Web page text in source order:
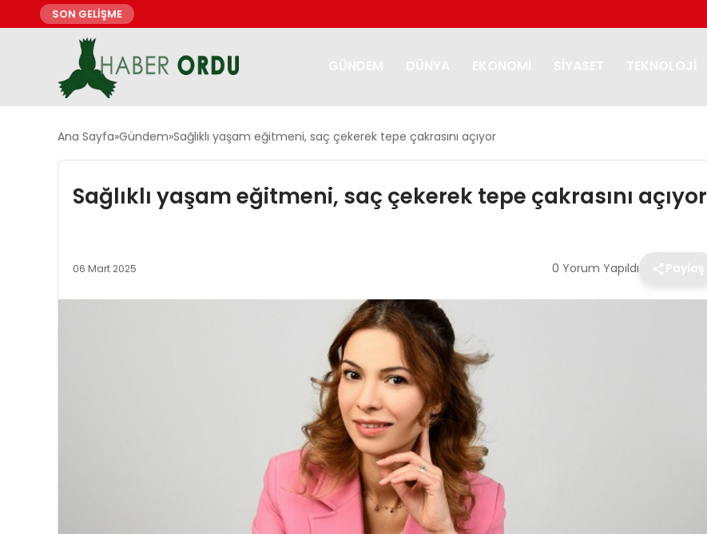
SON GELİŞME
Ana Sayfa Gündem Sağlıklı yaşam eğitmeni, saç çekerek tepe çakrasını açıyor
Sağlıklı yaşam eğitmeni, saç çekerek tepe çakrasını açıyor
06 Mart 2025 0 Yorum Yapıldı